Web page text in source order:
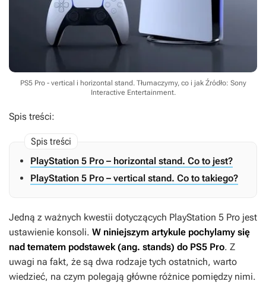
PS5 Pro - vertical i horizontal stand. Tłumaczymy, co i jak Źródło: Sony
Interactive Entertainment.
Spis treści:
PlayStation 5 Pro – horizontal stand. Co to jest?
PlayStation 5 Pro – vertical stand. Co to takiego?
Jedną z ważnych kwestii dotyczących PlayStation 5 Pro jest
ustawienie konsoli. W niniejszym artykule pochylamy się
nad tematem podstawek (ang. stands) do PS5 Pro. Z
uwagi na fakt, że są dwa rodzaje tych ostatnich, warto
wiedzieć, na czym polegają główne różnice pomiędzy nimi.